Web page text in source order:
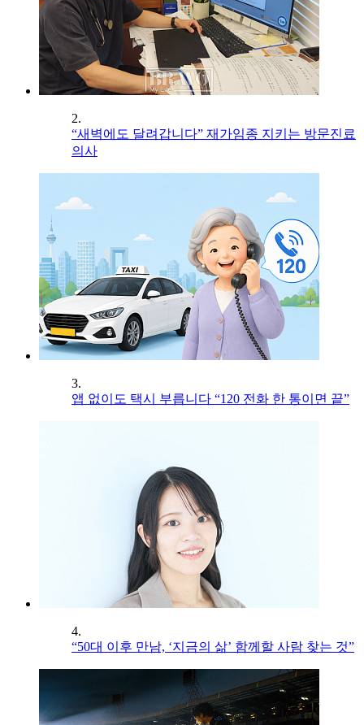
2.
“새벽에도 달려갑니다” 재가임종 지키는 방문진료
의사
3.
앱 없이도 택시 부릅니다 “120 전화 한 통이면 끝”
4.
“50대 이후 만남, ‘지금의 삶’ 함께할 사람 찾는 것”